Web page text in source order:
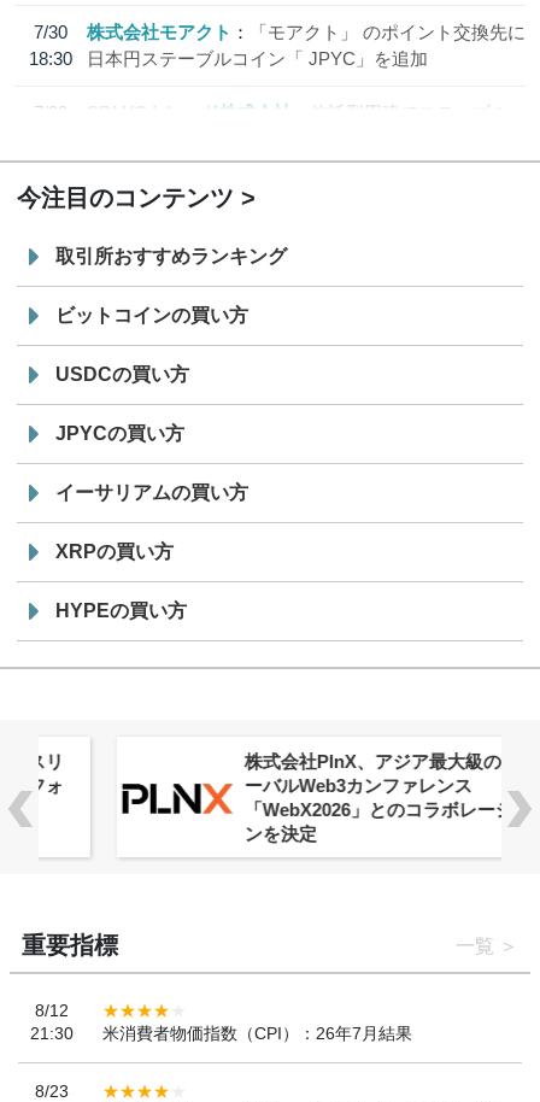
7/30
18:30
株式会社モアクト
「モアクト」 のポイント交換先に
日本円ステーブルコイン「 JPYC」を追加
7/29
SBI VCトレード株式会社
信託型円建てステーブル
今注目のコンテンツ
取引所おすすめランキング
ビットコインの買い方
USDCの買い方
JPYCの買い方
イーサリアムの買い方
XRPの買い方
HYPEの買い方
株式会社PlnX、アジア最大級のグロ
ーバルWeb3カンファレンス
「WebX2026」とのコラボレーショ
ンを決定
重要指標 一覧
8/12
21:30
米消費者物価指数（CPI）：26年7月結果
8/23